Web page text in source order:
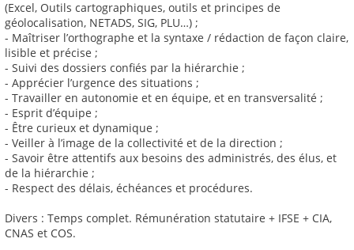
(Excel, Outils cartographiques, outils et principes de
géolocalisation, NETADS, SIG, PLU…) ;
- Maîtriser l’orthographe et la syntaxe / rédaction de façon claire,
lisible et précise ;
- Suivi des dossiers confiés par la hiérarchie ;
- Apprécier l’urgence des situations ;
- Travailler en autonomie et en équipe, et en transversalité ;
- Esprit d’équipe ;
- Être curieux et dynamique ;
- Veiller à l’image de la collectivité et de la direction ;
- Savoir être attentifs aux besoins des administrés, des élus, et
de la hiérarchie ;
- Respect des délais, échéances et procédures.
Divers : Temps complet. Rémunération statutaire + IFSE + CIA,
CNAS et COS.